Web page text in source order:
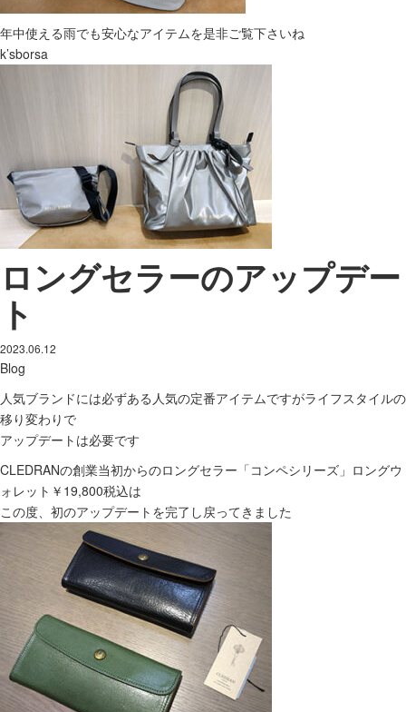
年中使える雨でも安心なアイテムを是非ご覧下さいね
k’sborsa
ロングセラーのアップデー
ト
2023.06.12
Blog
人気ブランドには必ずある人気の定番アイテムですがライフスタイルの
移り変わりで
アップデートは必要です
CLEDRANの創業当初からのロングセラー「コンペシリーズ」ロングウ
ォレット￥19,800税込は
この度、初のアップデートを完了し戻ってきました